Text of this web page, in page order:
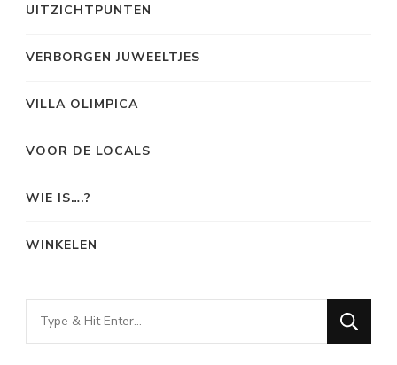
UITZICHTPUNTEN
VERBORGEN JUWEELTJES
VILLA OLIMPICA
VOOR DE LOCALS
WIE IS….?
WINKELEN
Looking
for